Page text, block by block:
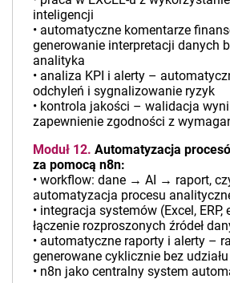
inteligencji
• automatyczne komentarze
generowanie interpretacji danych
analityka
• analiza KPI i alerty –
odchyleń i sygnalizowanie ryzyk
• kontrola jakości – walidacja
zapewnienie zgodności z
Moduł 12. Automatyzacja
za pomocą n8n:
• workflow: dane → AI → raport,
automatyzacja procesu
• integracja systemów (Excel, ERP,
łączenie rozproszonych źródeł
• automatyczne raporty i alerty –
generowane cyklicznie bez udziału
• n8n jako centralny system